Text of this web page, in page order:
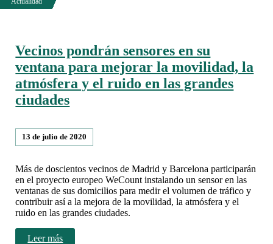
Vecinos pondrán sensores en su
ventana para mejorar la movilidad, la
atmósfera y el ruido en las grandes
ciudades
13 de julio de 2020
Más de doscientos vecinos de Madrid y Barcelona participarán
en el proyecto europeo WeCount instalando un sensor en las
ventanas de sus domicilios para medir el volumen de tráfico y
contribuir así a la mejora de la movilidad, la atmósfera y el
ruido en las grandes ciudades.
Leer más